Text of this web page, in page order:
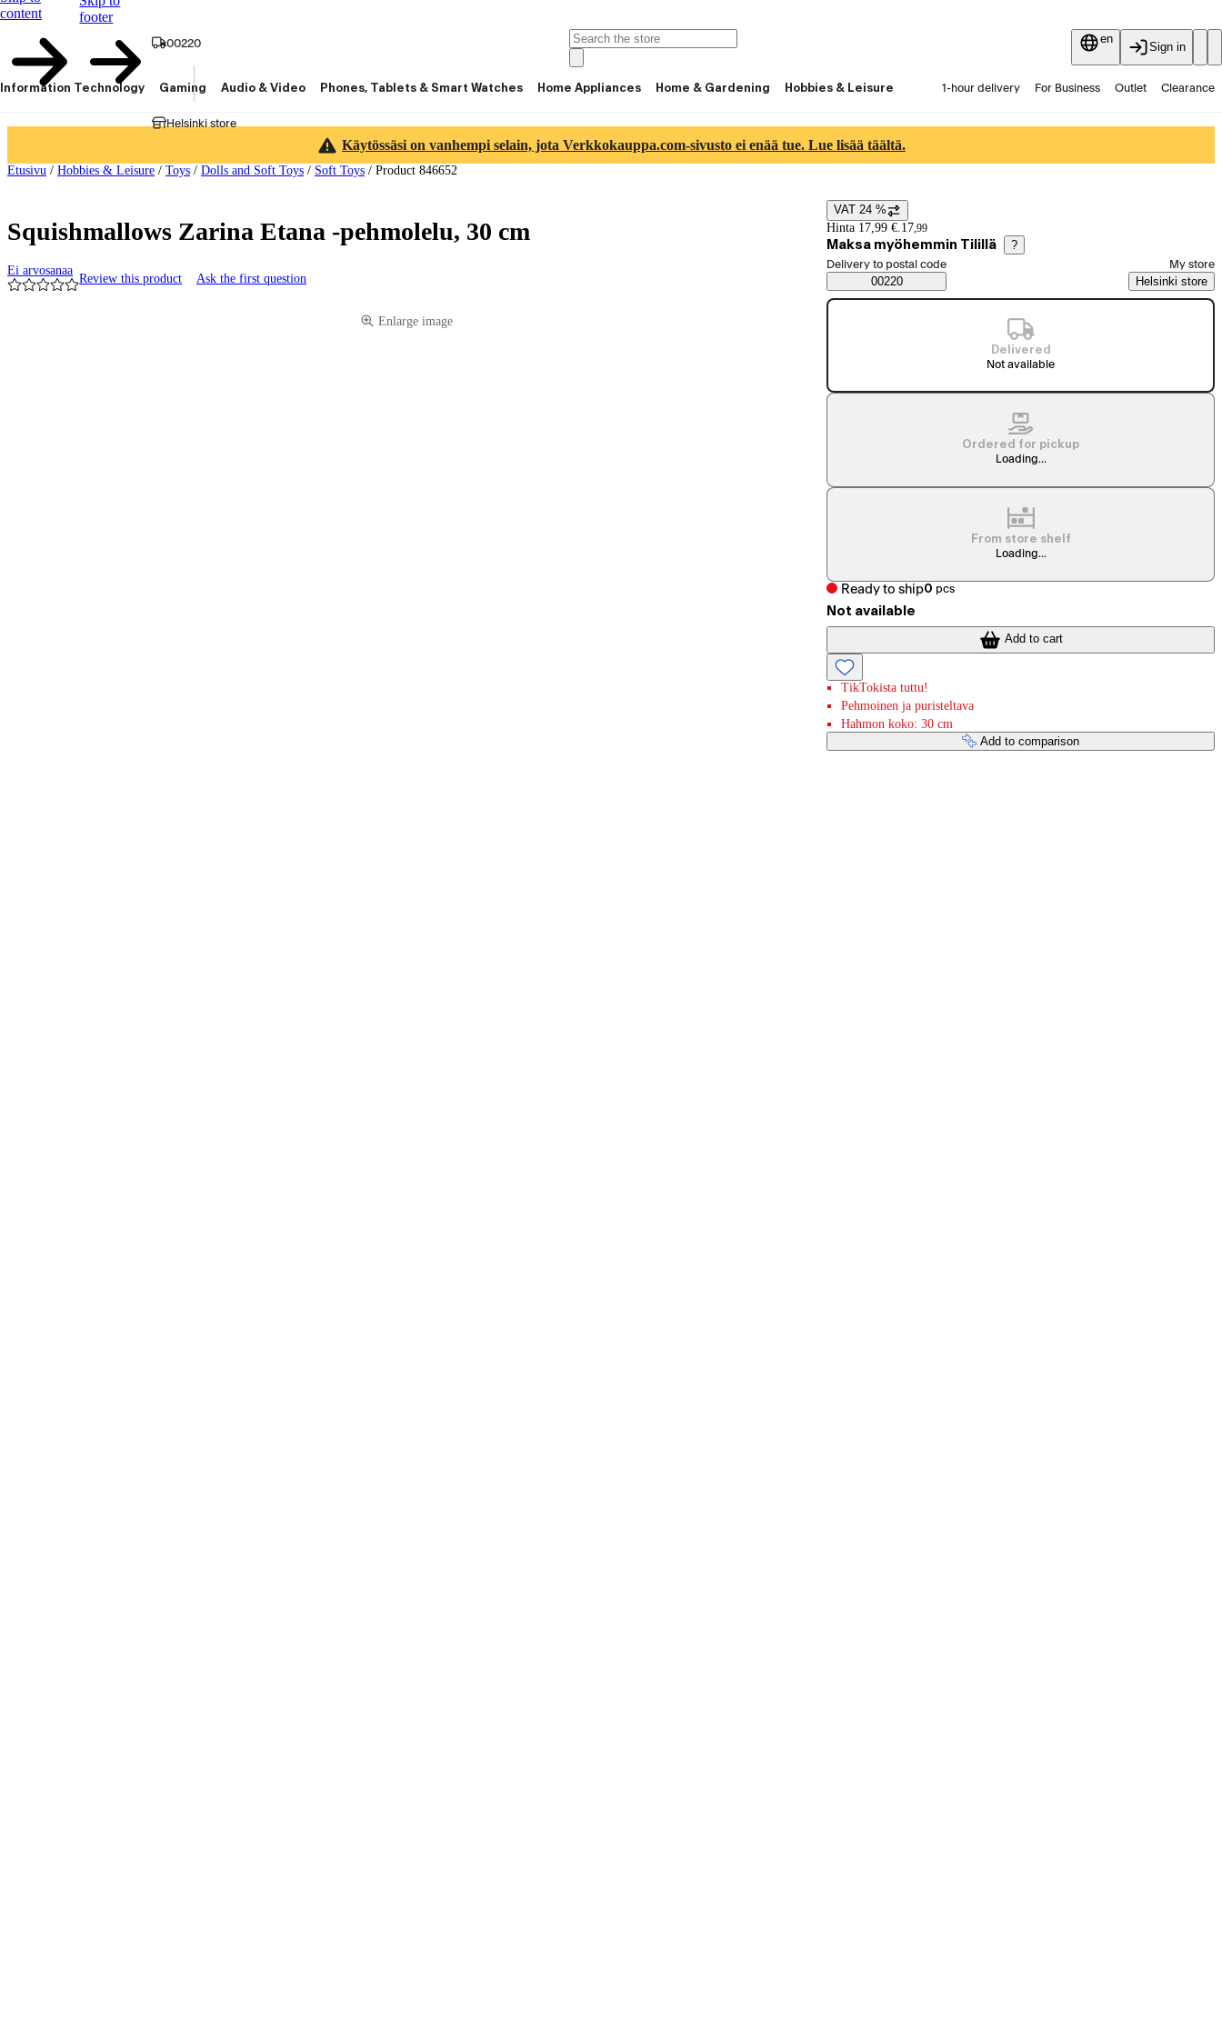
content
footer
00220
Helsinki store
en
Sign in
Information Technology Gaming Audio & Video Phones, Tablets & Smart Watches Home Appliances Home & Gardening Hobbies & Leisure 1-hour delivery For Business Outlet Clearance
Käytössäsi on vanhempi selain, jota Verkkokauppa.com-sivusto ei enää tue. Lue lisää täältä.
Etusivu / Hobbies & Leisure / Toys / Dolls and Soft Toys / Soft Toys / Product 846652
Squishmallows Zarina Etana -pehmolelu, 30 cm
Ei arvosanaa
Review this product Ask the first question
Enlarge image
Price details
VAT 24 %
Hinta 17,99 €. 17,99
Maksa myöhemmin Tilillä ?
Saatavuustiedot
Select order method
Delivery to postal code
00220
My store
Helsinki store
Delivered
Not available
Ordered for pickup
Loading...
From store shelf
Loading...
Ready to ship0 pcs
Not available
Add to cart
TikTokista tuttu!
Pehmoinen ja puristeltava
Hahmon koko: 30 cm
Add to comparison